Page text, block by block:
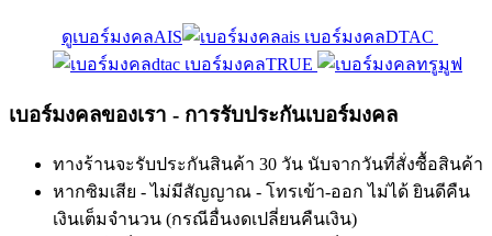
ดูเบอร์มงคลAIS
เบอร์มงคลDTAC
เบอร์มงคลTRUE
เบอร์มงคลของเรา - การรับประกันเบอร์มงคล
ทางร้านจะรับประกันสินค้า 30 วัน นับจากวันที่สั่งซื้อสินค้า
หากซิมเสีย - ไม่มีสัญญาณ - โทรเข้า-ออก ไม่ได้ ยินดีคืน
เงินเต็มจำนวน (กรณีอื่นงดเปลี่ยนคืนเงิน)